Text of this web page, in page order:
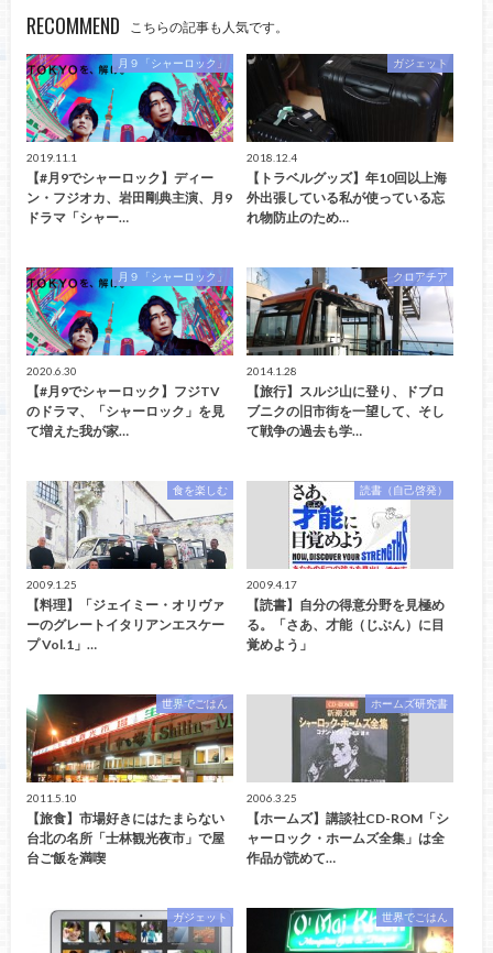
RECOMMEND こちらの記事も人気です。
月９「シャーロック」
2019.11.1
【#月9でシャーロック】ディー
ン・フジオカ、岩田剛典主演、月9
ドラマ「シャー…
ガジェット
2018.12.4
【トラベルグッズ】年10回以上海
外出張している私が使っている忘
れ物防止のため…
月９「シャーロック」
2020.6.30
【#月9でシャーロック】フジTV
のドラマ、「シャーロック」を見
て増えた我が家…
クロアチア
2014.1.28
【旅行】スルジ山に登り、ドブロ
ブニクの旧市街を一望して、そし
て戦争の過去も学…
食を楽しむ
2009.1.25
【料理】「ジェイミー・オリヴァ
ーのグレートイタリアンエスケー
プ Vol.1」…
読書（自己啓発）
2009.4.17
【読書】自分の得意分野を見極め
る。「さあ、才能（じぶん）に目
覚めよう」
世界でごはん
2011.5.10
【旅食】市場好きにはたまらない
台北の名所「士林観光夜市」で屋
台ご飯を満喫
ホームズ研究書
2006.3.25
【ホームズ】講談社CD-ROM「シ
ャーロック・ホームズ全集」は全
作品が読めて…
ガジェット 世界でごはん